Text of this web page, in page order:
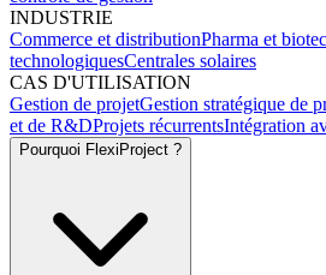
INDUSTRIE
Commerce et distributionPharma et
technologiquesCentrales solaires
CAS D'UTILISATION
Gestion de projetGestion stratégique de
et de R&DProjets récurrentsIntégration
Pourquoi FlexiProject ?